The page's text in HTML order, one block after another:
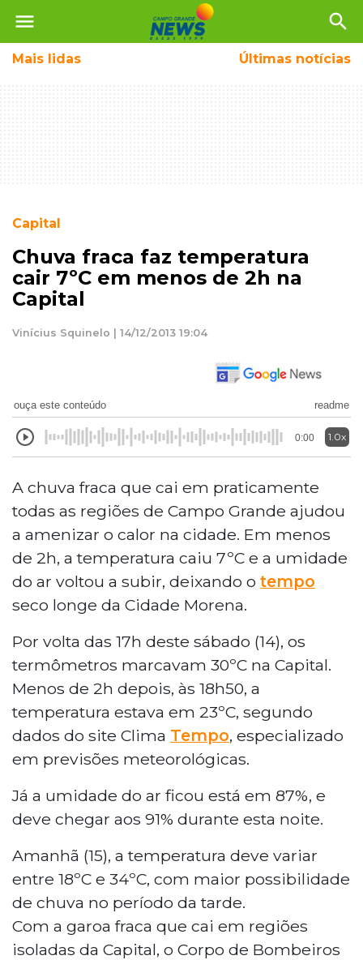
menu search
Mais lidas Últimas notícias
Capital
Chuva fraca faz temperatura
cair 7ºC em menos de 2h na
Capital
Vinícius Squinelo | 14/12/2013 19:04
ouça este conteúdo readme
0:00 1.0x
A chuva fraca que cai em praticamente
todas as regiões de Campo Grande ajudou
a amenizar o calor na cidade. Em menos
de 2h, a temperatura caiu 7ºC e a umidade
do ar voltou a subir, deixando o tempo
seco longe da Cidade Morena.
Por volta das 17h deste sábado (14), os
termômetros marcavam 30ºC na Capital.
Menos de 2h depois, às 18h50, a
temperatura estava em 23ºC, segundo
dados do site Clima Tempo, especializado
em previsões meteorológicas.
Já a umidade do ar ficou está em 87%, e
deve chegar aos 91% durante esta noite.
Amanhã (15), a temperatura deve variar
entre 18ºC e 34ºC, com maior possibilidade
de chuva no período da tarde.
Com a garoa fraca que cai em regiões
isoladas da Capital, o Corpo de Bombeiros